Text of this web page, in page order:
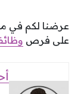
عرضنا لكم في
على فرص